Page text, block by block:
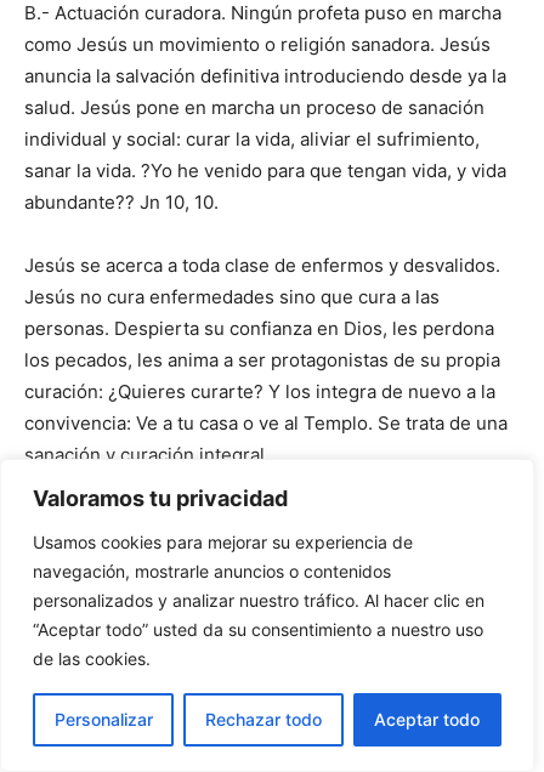
Valoramos tu privacidad
Usamos cookies para mejorar su experiencia de
navegación, mostrarle anuncios o contenidos
personalizados y analizar nuestro tráfico. Al hacer clic en
“Aceptar todo” usted da su consentimiento a nuestro uso
de las cookies.
Personalizar Rechazar todo Aceptar todo
B.- Actuación curadora. Ningún profeta puso en marcha
como Jesús un movimiento o religión sanadora. Jesús
anuncia la salvación definitiva introduciendo desde ya la
salud. Jesús pone en marcha un proceso de sanación
individual y social: curar la vida, aliviar el sufrimiento,
sanar la vida. ?Yo he venido para que tengan vida, y vida
abundante?? Jn 10, 10.
Jesús se acerca a toda clase de enfermos y desvalidos.
Jesús no cura enfermedades sino que cura a las
personas. Despierta su confianza en Dios, les perdona
los pecados, les anima a ser protagonistas de su propia
curación: ¿Quieres curarte? Y los integra de nuevo a la
convivencia: Ve a tu casa o ve al Templo. Se trata de una
sanación y curación integral.
Jesús hace esto con las personas enfermas, rotas,
abatidas y humilladas y lo hace movido por la compasión
queriendo que ellas sean las primeras en experimentar
que Dios es amigo de la vida.
humano, sobre todo de los más pobres y golpeados en la
vida ¿Es prioridad de nuestras Comunidades? ¿En qué se